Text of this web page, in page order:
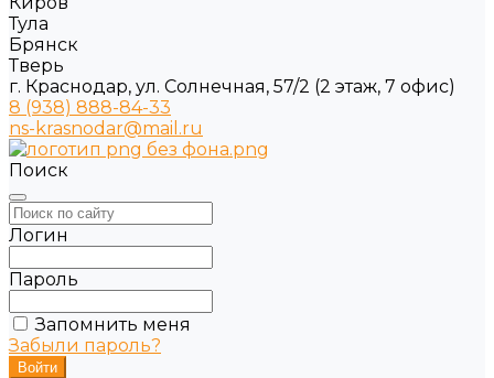
Тула
Брянск
Тверь
г. Краснодар, ул. Солнечная, 57/2 (2 этаж, 7 офис)
8 (938) 888-84-33
ns-krasnodar@mail.ru
Поиск
Логин
Пароль
Запомнить меня
Забыли пароль?